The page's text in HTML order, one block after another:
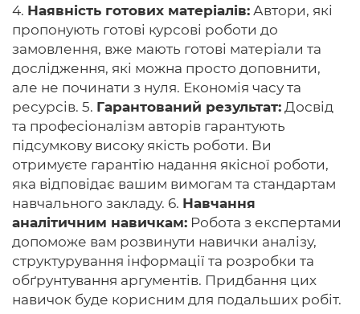
4. Наявність готових матеріалів: Автори, які
пропонують готові курсові роботи до
замовлення, вже мають готові матеріали та
дослідження, які можна просто доповнити,
але не починати з нуля. Економія часу та
ресурсів. 5. Гарантований результат: Досвід
та професіоналізм авторів гарантують
підсумкову високу якість роботи. Ви
отримуєте гарантію надання якісної роботи,
яка відповідає вашим вимогам та стандартам
навчального закладу. 6. Навчання
аналітичним навичкам: Робота з експертами
допоможе вам розвинути навички аналізу,
структурування інформації та розробки та
обґрунтування аргументів. Придбання цих
навичок буде корисним для подальших робіт.